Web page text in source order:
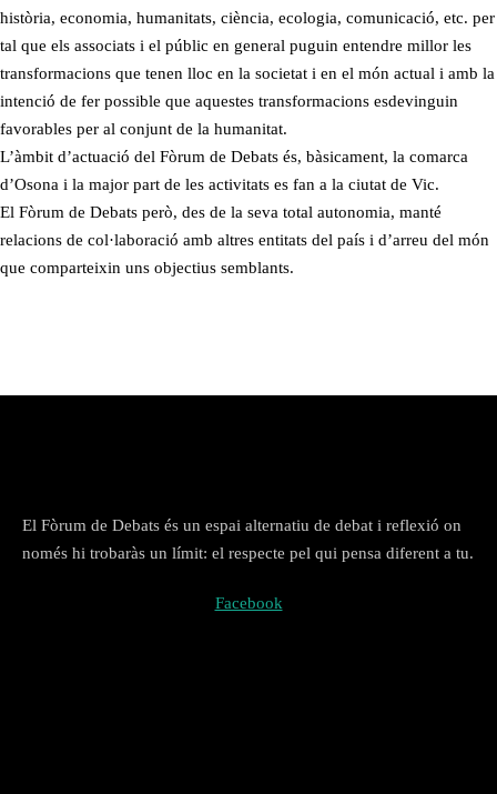
història, economia, humanitats, ciència, ecologia, comunicació, etc. per
tal que els associats i el públic en general puguin entendre millor les
transformacions que tenen lloc en la societat i en el món actual i amb la
intenció de fer possible que aquestes transformacions esdevinguin
favorables per al conjunt de la humanitat.
L’àmbit d’actuació del Fòrum de Debats és, bàsicament, la comarca
d’Osona i la major part de les activitats es fan a la ciutat de Vic.
El Fòrum de Debats però, des de la seva total autonomia, manté
relacions de col·laboració amb altres entitats del país i d’arreu del món
que comparteixin uns objectius semblants.
El Fòrum de Debats és un espai alternatiu de debat i reflexió on
només hi trobaràs un límit: el respecte pel qui pensa diferent a tu.
Facebook